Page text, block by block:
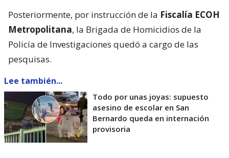
Posteriormente, por instrucción de la Fiscalía ECOH
Metropolitana, la Brigada de Homicidios de la
Policía de Investigaciones quedó a cargo de las
pesquisas.
Lee también...
Todo por unas joyas: supuesto
asesino de escolar en San
Bernardo queda en internación
provisoria